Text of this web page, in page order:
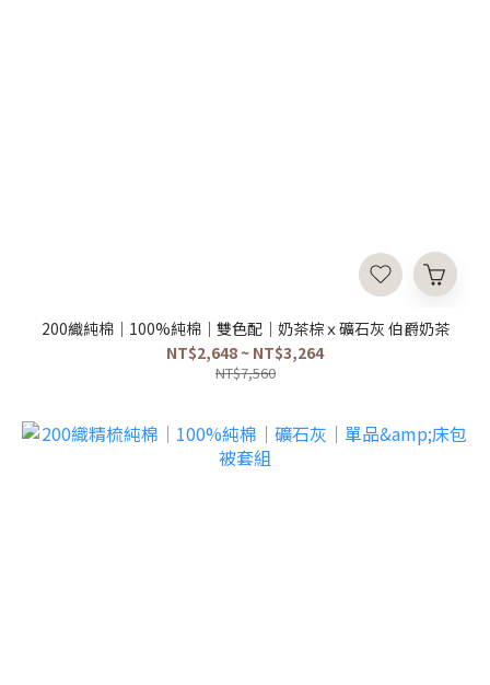
200織純棉｜100%純棉｜雙色配｜奶茶棕ｘ礦石灰 伯爵奶茶
NT$2,648 ~ NT$3,264
NT$7,560